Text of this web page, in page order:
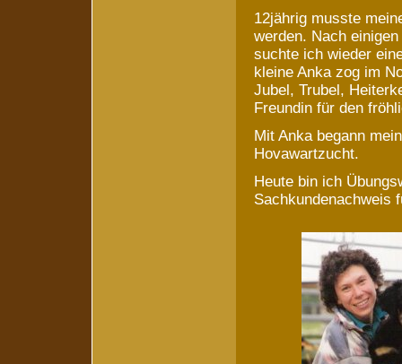
12jährig musste
werden. Nach
suchte ich wieder
kleine Anka zog im
Jubel, Trubel,
Freundin für den
Mit Anka begann
Hovawartzucht.
Heute bin ich
Sachkundenachweis